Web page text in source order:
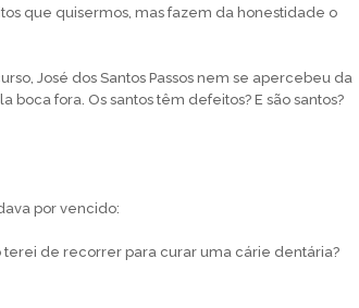
que quisermos, mas fazem da honestidade o
José dos Santos Passos nem se apercebeu da
fora. Os santos têm defeitos? E são santos?
por vencido:
de recorrer para curar uma cárie dentária?